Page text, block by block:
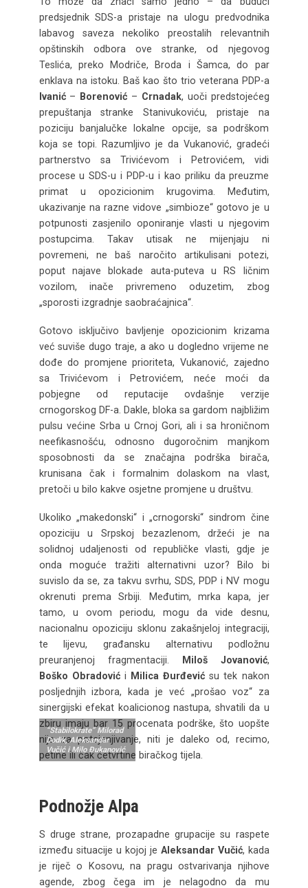
predsjednik SDS-a pristaje na ulogu predvodnika
labavog saveza nekoliko preostalih relevantnih
opštinskih odbora ove stranke, od njegovog
Teslića, preko Modriče, Broda i Šamca, do par
enklava na istoku. Baš kao što trio veterana PDP-a
Ivanić– Borenović – Crnadak, uoči predstojećeg
prepuštanja stranke Stanivukoviću, pristaje na
poziciju banjalučke lokalne opcije, sa podrškom
koja se topi. Razumljivo je da Vukanović, gradeći
partnerstvo sa Trivićevom i Petrovićem, vidi
procese u SDS-u i PDP-u i kao priliku da preuzme
primat u opozicionim krugovima. Međutim,
ukazivanje na razne vidove „simbioze“ gotovo je u
potpunosti zasjenilo oponiranje vlasti u njegovim
postupcima. Takav utisak ne mijenjaju ni
povremeni, ne baš naročito artikulisani potezi,
poput najave blokade auta-puteva u RS ličnim
vozilom, inače privremeno oduzetim, zbog
„sporosti izgradnje saobraćajnica“.
Gotovo isključivo bavljenje opozicionim krizama
već suviše dugo traje, a ako u dogledno vrijeme ne
dođe do promjene prioriteta, Vukanović, zajedno
sa Trivićevom i Petrovićem, neće moći da
pobjegne od reputacije ovdašnje verzije
crnogorskog DF-a. Dakle, bloka sa gardom najbližim
pulsu većine Srba u Crnoj Gori, ali i sa hroničnom
neefikasnošću, odnosno dugoročnim manjkom
sposobnosti da se značajna podrška birača,
krunisana čak i formalnim dolaskom na vlast,
pretoči u bilo kakve osjetne promjene u društvu.
Ukoliko „makedonski“ i „crnogorski“ sindrom čine
opoziciju u Srpskoj bezazlenom, držeći je na
solidnoj udaljenosti od republičke vlasti, gdje je
onda moguće tražiti alternativni uzor? Bilo bi
suvislo da se, za takvu svrhu, SDS, PDP i NV mogu
okrenuti prema Srbiji. Međutim, mrka kapa, jer
tamo, u ovom periodu, mogu da vide desnu,
nacionalnu opoziciju sklonu zakašnjeloj integraciji,
te lijevu, građansku alternativu podložnu
preuranjenoj fragmentaciji. Miloš Jovanović,
Boško Obradovići Milica Đurđević su tek nakon
posljednjih izbora, kada je već „prošao voz“ za
sinergijski efekat koalicionog nastupa, shvatili da u
zbiru imaju bar 15 procenata podrške, što uopšte
nije za potcjenjivanje, niti je daleko od, recimo,
petine ili čak četvrtine biračkog tijela.
“Stabilokrate” Milorad
Dodik, Aleksandar
Vučić i Milo Đukanović
Podnožje Alpa
S druge strane, prozapadne grupacije su raspete
između situacije u kojoj je Aleksandar Vučić, kada
je riječ o Kosovu, na pragu ostvarivanja njihove
agende, zbog čega im je nelagodno da mu